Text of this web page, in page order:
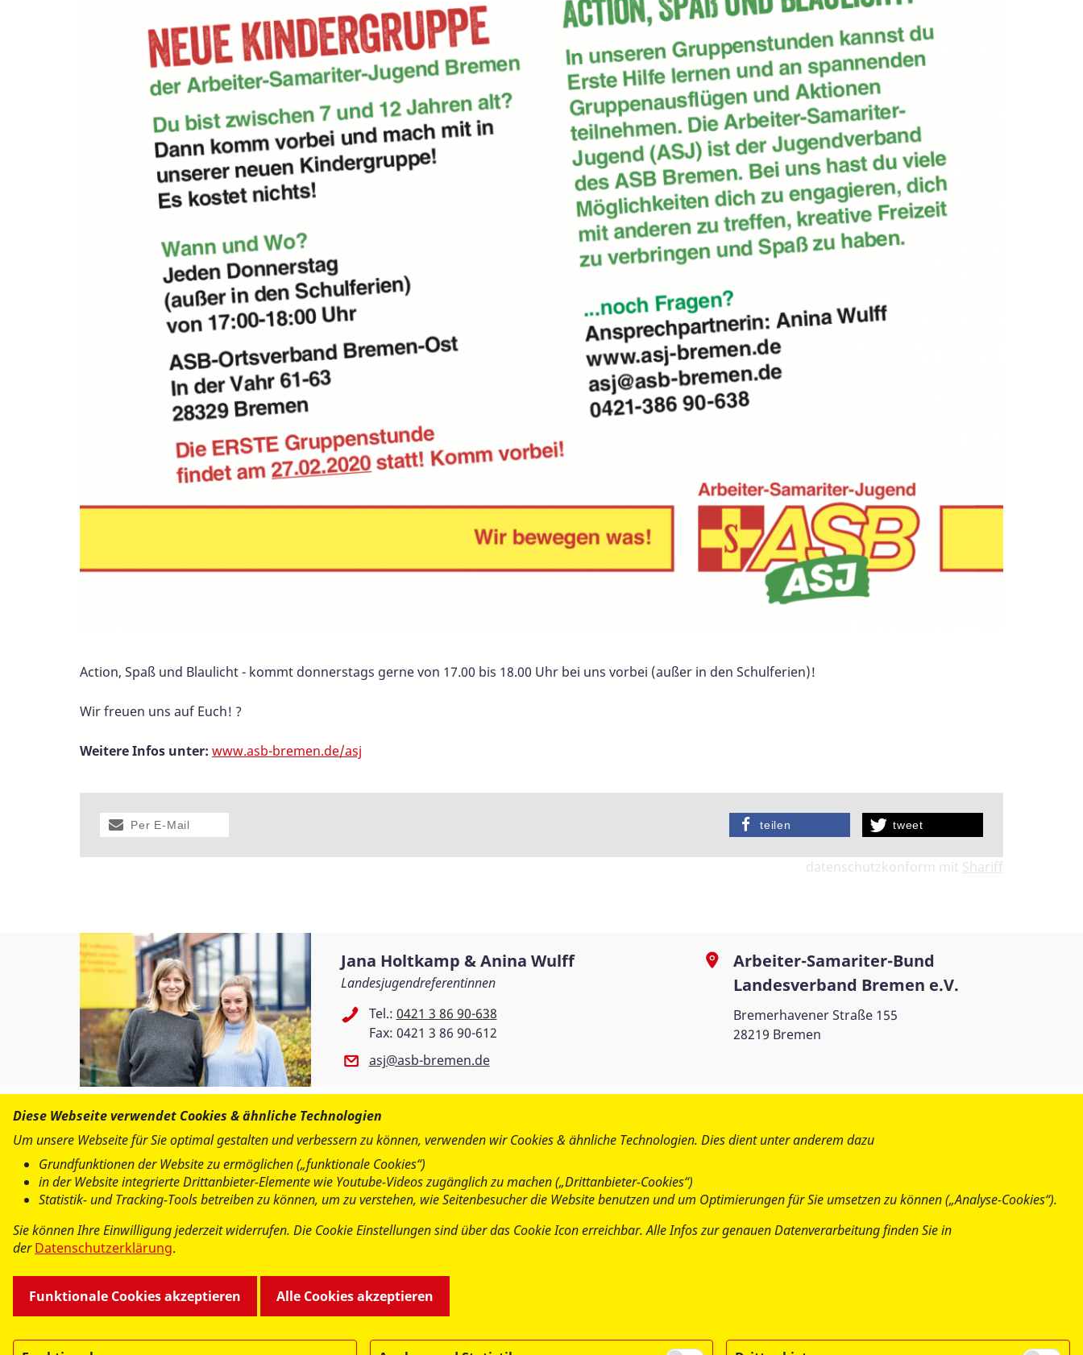
Action, Spaß und Blaulicht - kommt donnerstags gerne von 17.00 bis 18.00 Uhr bei uns vorbei (außer in den Schulferien)!
Wir freuen uns auf Euch! ?
Weitere Infos unter: www.asb-bremen.de/asj
Per E-Mail
tweet
teilen
datenschutzkonform mit Shariff
Jana Holtkamp & Anina Wulff
Landesjugendreferentinnen
Tel.: 0421 3 86 90-638
Fax: 0421 3 86 90-612
asj@asb-bremen.de
Arbeiter-Samariter-Bund
Landesverband Bremen e.V.
Bremerhavener Straße 155
28219 Bremen
Diese Webseite verwendet Cookies & ähnliche Technologien
Um unsere Webseite für Sie optimal gestalten und verbessern zu können, verwenden wir Cookies & ähnliche Technologien. Dies dient unter anderem dazu
Grundfunktionen der Website zu ermöglichen („funktionale Cookies“)
in der Website integrierte Drittanbieter-Elemente wie Youtube-Videos zugänglich zu machen („Drittanbieter-Cookies“)
Statistik- und Tracking-Tools betreiben zu können, um zu verstehen, wie Seitenbesucher die Website benutzen und um Optimierungen für Sie umsetzen zu können („Analyse-Cookies“).
Sie können Ihre Einwilligung jederzeit widerrufen. Die Cookie Einstellungen sind über das Cookie Icon erreichbar. Alle Infos zur genauen Datenverarbeitung finden Sie in
derDatenschutzerklärung.
Funktionale Cookies akzeptieren Alle Cookies akzeptieren